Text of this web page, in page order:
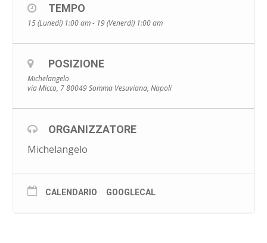
TEMPO
15 (Lunedì) 1:00 am - 19 (Venerdì) 1:00 am
POSIZIONE
Michelangelo
via Micco, 7 80049 Somma Vesuviana, Napoli
ORGANIZZATORE
Michelangelo
CALENDARIO GOOGLECAL